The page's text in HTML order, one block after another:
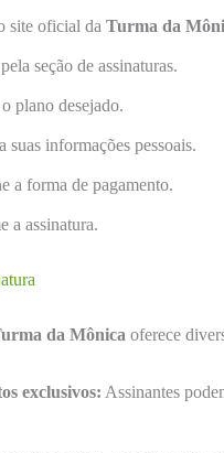
site oficial da Turma da
seção de assinaturas.
plano desejado.
suas informações pessoais.
a forma de pagamento.
a assinatura.
da Mônica oferece
exclusivos: Assinantes